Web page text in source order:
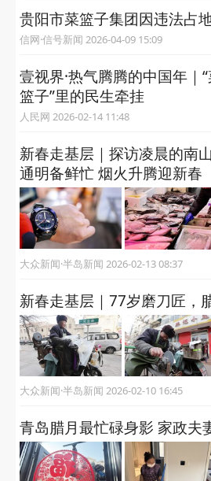
贵阳市菜篮子集团因违法占
信网·信号新闻 2026-04-09 15:09
壹视界·热气腾腾的中国年｜
篮子”里的民生牵挂
人民网 2026-02-14 11:48
新春走基层｜探访凌晨的南
通明备鲜忙 烟火升腾迎新春
大众新闻·半岛新闻 2026-02-13 08:37
新春走基层｜77岁磨刀匠，
大众新闻·半岛新闻 2026-02-10 16:45
青岛腊月最忙碌身影 家政夫